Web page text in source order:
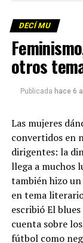
DECÍ MU
otros
Publicada hace 6
Las mujeres
convertidos en
dirigentes: la
llega a muchos
también hizo
en tema
escribió El
cuenta sobre
fútbol como